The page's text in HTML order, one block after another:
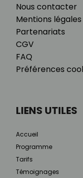
Nous contacter
Mentions légales
Partenariats
CGV
FAQ
Préférences
LIENS UTILES
Accueil
Programme
Tarifs
Témoignages